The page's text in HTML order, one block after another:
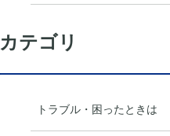
スはありますか
カテゴリ
トラブル・困ったときは